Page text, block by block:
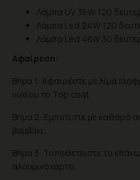
Λάμπα UV 36W 120
Λάμπα Led 24W 120
Λάμπα Led 48W 30
Αφαίρεση:
Βήμα 1: Αφαιρέστε με λίμα
νυχίου το Top coat
Βήμα 2: Εμποτίστε με καθαρό
βαμβάκι.
Βήμα 3: Τοποθετείστε το επάνω
αλουμινόχαρτο.